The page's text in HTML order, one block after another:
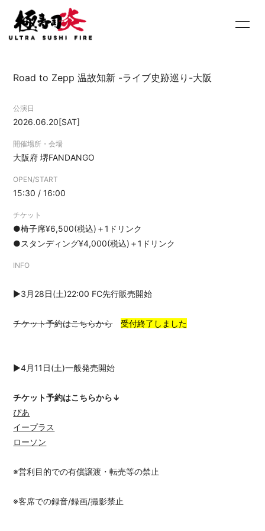
SCHEDULE PROFILE
DISCOGRAPHY
SHOP
Contact
Road to Zepp 温故知新 -ライブ史跡巡り-大阪
公演日
2026.06.20[SAT]
開催場所・会場
大阪府堺FANDANGO
OPEN/START
15:30 / 16:00
チケット
●椅子席¥6,500(税込)＋1ドリンク
●スタンディング¥4,000(税込)＋1ドリンク
INFO
▶︎3月28日(土)22:00 FC先行販売開始
チケット予約はこちらから 受付終了しました
▶︎4月11日(土)一般発売開始
チケット予約はこちらから↓
ぴあ
イープラス
ローソン
※営利目的での有償譲渡・転売等の禁止
※客席での録音/録画/撮影禁止